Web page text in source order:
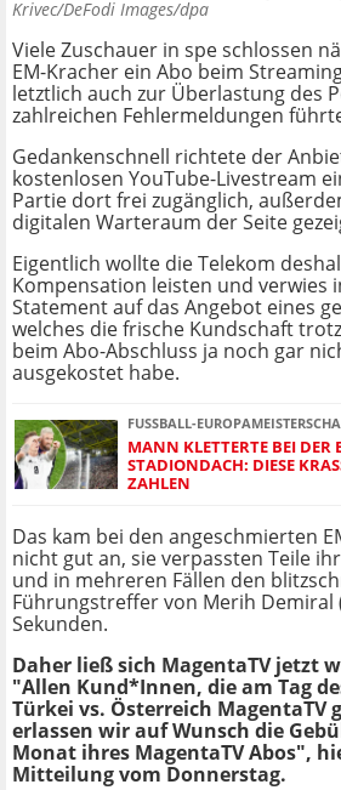
Krivec/DeFodi Images/dpa
Viele Zuschauer in spe schlossen
EM-Kracher ein Abo beim
letztlich auch zur Überlastung des
zahlreichen Fehlermeldungen
Gedankenschnell richtete der
kostenlosen YouTube-Livestream
Partie dort frei zugänglich,
digitalen Warteraum der Seite
Eigentlich wollte die Telekom
Kompensation leisten und verwies
Statement auf das Angebot eines
welches die frische Kundschaft
beim Abo-Abschluss ja noch gar
ausgekostet habe.
FUSSBALL-
MANN KLETTERTE BEI DER
STADIONDACH: DIESE
ZAHLEN
Das kam bei den angeschmierten
nicht gut an, sie verpassten Teile
und in mehreren Fällen den
Führungstreffer von Merih Demiral
Sekunden.
Daher ließ sich MagentaTV jetzt
"Allen Kund*Innen, die am Tag
Türkei vs. Österreich MagentaTV
erlassen wir auf Wunsch die
Monat ihres MagentaTV Abos",
Mitteilung vom Donnerstag.